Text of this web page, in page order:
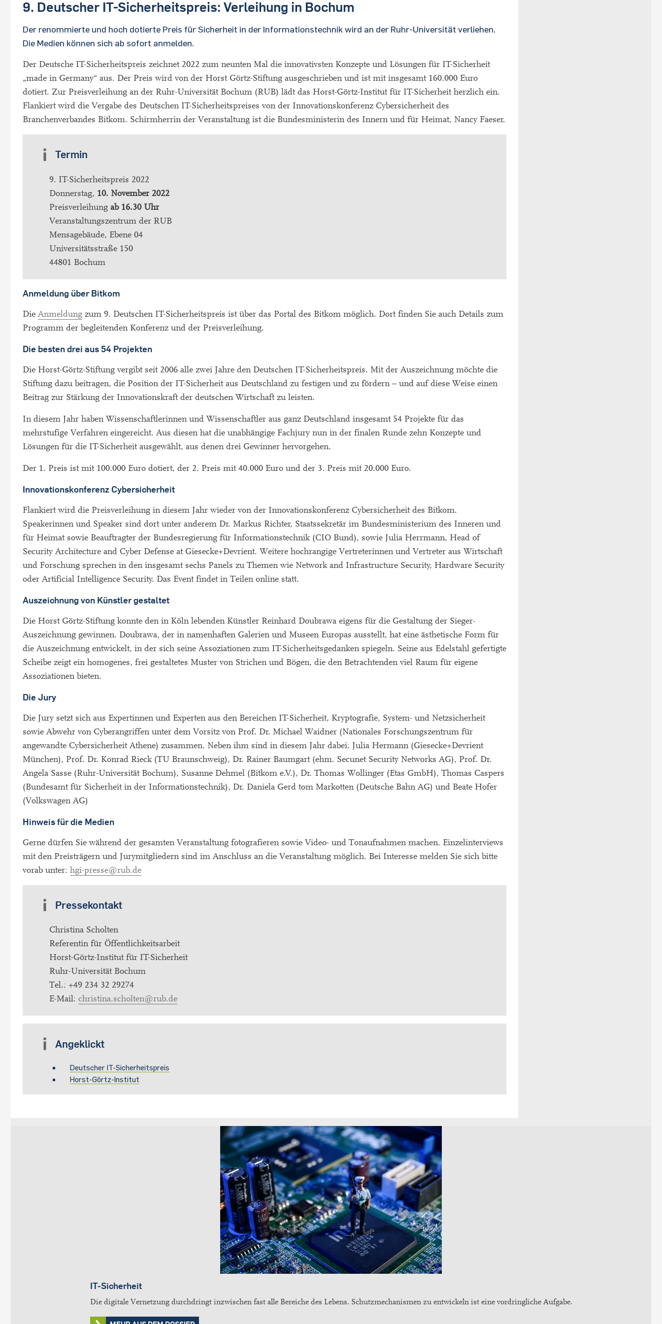
9. Deutscher IT-Sicherheitspreis: Verleihung in Bochum
Der renommierte und hoch dotierte Preis für Sicherheit in der Informationstechnik wird an der Ruhr-Universität verliehen.
Die Medien können sich ab sofort anmelden.
Der Deutsche IT-Sicherheitspreis zeichnet 2022 zum neunten Mal die innovativsten Konzepte und Lösungen für IT-Sicherheit
„made in Germany“ aus. Der Preis wird von der Horst Görtz-Stiftung ausgeschrieben und ist mit insgesamt 160.000 Euro
dotiert. Zur Preisverleihung an der Ruhr-Universität Bochum (RUB) lädt das Horst-Görtz-Institut für IT-Sicherheit herzlich ein.
Flankiert wird die Vergabe des Deutschen IT-Sicherheitspreises von der Innovationskonferenz Cybersicherheit des
Branchenverbandes Bitkom. Schirmherrin der Veranstaltung ist die Bundesministerin des Innern und für Heimat, Nancy Faeser.
Termin
9. IT-Sicherheitspreis 2022
Donnerstag, 10. November 2022
Preisverleihung ab 16.30 Uhr
Veranstaltungszentrum der RUB
Mensagebäude, Ebene 04
Universitätsstraße 150
44801 Bochum
Anmeldung über Bitkom
Die Anmeldung zum 9. Deutschen IT-Sicherheitspreis ist über das Portal des Bitkom möglich. Dort finden Sie auch Details zum
Programm der begleitenden Konferenz und der Preisverleihung.
Die besten drei aus 54 Projekten
Die Horst-Görtz-Stiftung vergibt seit 2006 alle zwei Jahre den Deutschen IT-Sicherheitspreis. Mit der Auszeichnung möchte die
Stiftung dazu beitragen, die Position der IT-Sicherheit aus Deutschland zu festigen und zu fördern – und auf diese Weise einen
Beitrag zur Stärkung der Innovationskraft der deutschen Wirtschaft zu leisten.
In diesem Jahr haben Wissenschaftlerinnen und Wissenschaftler aus ganz Deutschland insgesamt 54 Projekte für das
mehrstufige Verfahren eingereicht. Aus diesen hat die unabhängige Fachjury nun in der finalen Runde zehn Konzepte und
Lösungen für die IT-Sicherheit ausgewählt, aus denen drei Gewinner hervorgehen.
Der 1. Preis ist mit 100.000 Euro dotiert, der 2. Preis mit 40.000 Euro und der 3. Preis mit 20.000 Euro.
Innovationskonferenz Cybersicherheit
Flankiert wird die Preisverleihung in diesem Jahr wieder von der Innovationskonferenz Cybersicherheit des Bitkom.
Speakerinnen und Speaker sind dort unter anderem Dr. Markus Richter, Staatssekretär im Bundesministerium des Inneren und
für Heimat sowie Beauftragter der Bundesregierung für Informationstechnik (CIO Bund), sowie Julia Herrmann, Head of
Security Architecture and Cyber Defense at Giesecke+Devrient. Weitere hochrangige Vertreterinnen und Vertreter aus Wirtschaft
und Forschung sprechen in den insgesamt sechs Panels zu Themen wie Network and Infrastructure Security, Hardware Security
oder Artificial Intelligence Security. Das Event findet in Teilen online statt.
Auszeichnung von Künstler gestaltet
Die Horst Görtz-Stiftung konnte den in Köln lebenden Künstler Reinhard Doubrawa eigens für die Gestaltung der Sieger-
Auszeichnung gewinnen. Doubrawa, der in namenhaften Galerien und Museen Europas ausstellt, hat eine ästhetische Form für
die Auszeichnung entwickelt, in der sich seine Assoziationen zum IT-Sicherheitsgedanken spiegeln. Seine aus Edelstahl gefertigte
Scheibe zeigt ein homogenes, frei gestaltetes Muster von Strichen und Bögen, die den Betrachtenden viel Raum für eigene
Assoziationen bieten.
Die Jury
Die Jury setzt sich aus Expertinnen und Experten aus den Bereichen IT-Sicherheit, Kryptografie, System- und Netzsicherheit
sowie Abwehr von Cyberangriffen unter dem Vorsitz von Prof. Dr. Michael Waidner (Nationales Forschungszentrum für
angewandte Cybersicherheit Athene) zusammen. Neben ihm sind in diesem Jahr dabei: Julia Hermann (Giesecke+Devrient
München), Prof. Dr. Konrad Rieck (TU Braunschweig), Dr. Rainer Baumgart (ehm. Secunet Security Networks AG), Prof. Dr.
Angela Sasse (Ruhr-Universität Bochum), Susanne Dehmel (Bitkom e.V.), Dr. Thomas Wollinger (Etas GmbH), Thomas Caspers
(Bundesamt für Sicherheit in der Informationstechnik), Dr. Daniela Gerd tom Markotten (Deutsche Bahn AG) und Beate Hofer
(Volkswagen AG)
Hinweis für die Medien
Gerne dürfen Sie während der gesamten Veranstaltung fotografieren sowie Video- und Tonaufnahmen machen. Einzelinterviews
mit den Preisträgern und Jurymitgliedern sind im Anschluss an die Veranstaltung möglich. Bei Interesse melden Sie sich bitte
vorab unter: hgi-presse@rub.de
Pressekontakt
Christina Scholten
Referentin für Öffentlichkeitsarbeit
Horst-Görtz-Institut für IT-Sicherheit
Ruhr-Universität Bochum
Tel.: +49 234 32 29274
E-Mail: christina.scholten@rub.de
Angeklickt
Deutscher IT-Sicherheitspreis
Horst-Görtz-Institut
IT-Sicherheit
Die digitale Vernetzung durchdringt inzwischen fast alle Bereiche des Lebens. Schutzmechanismen zu entwickeln ist eine vordringliche Aufgabe.